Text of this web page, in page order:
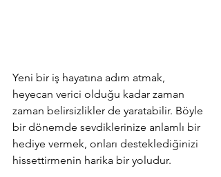
Yeni bir iş hayatına adım atmak,
heyecan verici olduğu kadar zaman
zaman belirsizlikler de yaratabilir. Böyle
bir dönemde sevdiklerinize anlamlı bir
hediye vermek, onları desteklediğinizi
hissettirmenin harika bir yoludur.